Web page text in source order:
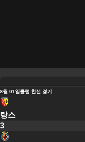
8월 01일클럽 친선 경기
랑스
3